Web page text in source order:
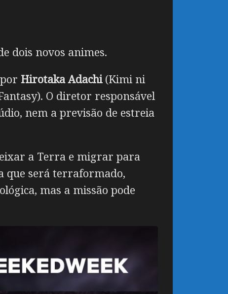
dois novos animes.
Hirotaka Adachi(Kimi ni
O diretor responsável
nem a previsão de estreia
a Terra e migrar para
que será terraformado,
mas a missão pode